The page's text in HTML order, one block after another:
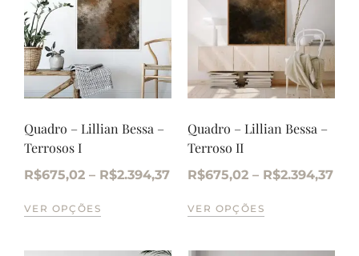
Quadro – Lillian Bessa –
Terrosos I
R$675,02 – R$2.394,37
VER OPÇÕES
Quadro – Lillian Bessa –
Terroso II
R$675,02 – R$2.394,37
VER OPÇÕES